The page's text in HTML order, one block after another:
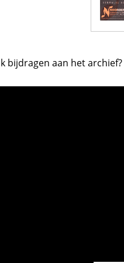
bijdragen aan het archief?